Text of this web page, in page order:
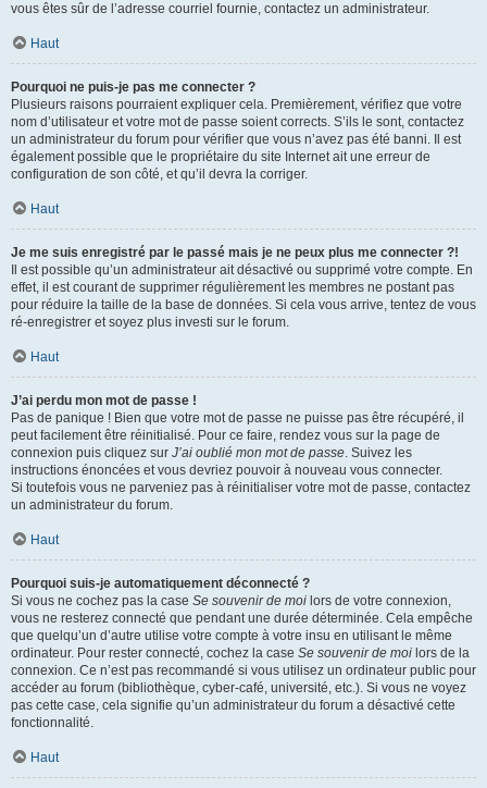
vous êtes sûr de l’adresse courriel fournie, contactez un administrateur.
Haut
Pourquoi ne puis-je pas me connecter ?
Plusieurs raisons pourraient expliquer cela. Premièrement, vérifiez que votre
nom d’utilisateur et votre mot de passe soient corrects. S’ils le sont, contactez
un administrateur du forum pour vérifier que vous n’avez pas été banni. Il est
également possible que le propriétaire du site Internet ait une erreur de
configuration de son côté, et qu’il devra la corriger.
Haut
Je me suis enregistré par le passé mais je ne peux plus me connecter ?!
Il est possible qu’un administrateur ait désactivé ou supprimé votre compte. En
effet, il est courant de supprimer régulièrement les membres ne postant pas
pour réduire la taille de la base de données. Si cela vous arrive, tentez de vous
ré-enregistrer et soyez plus investi sur le forum.
Haut
J’ai perdu mon mot de passe !
Pas de panique ! Bien que votre mot de passe ne puisse pas être récupéré, il
peut facilement être réinitialisé. Pour ce faire, rendez vous sur la page de
connexion puis cliquez sur J’ai oublié mon mot de passe. Suivez les
instructions énoncées et vous devriez pouvoir à nouveau vous connecter.
Si toutefois vous ne parveniez pas à réinitialiser votre mot de passe, contactez
un administrateur du forum.
Haut
Pourquoi suis-je automatiquement déconnecté ?
Si vous ne cochez pas la case Se souvenir de moi lors de votre connexion,
vous ne resterez connecté que pendant une durée déterminée. Cela empêche
que quelqu’un d’autre utilise votre compte à votre insu en utilisant le même
ordinateur. Pour rester connecté, cochez la case Se souvenir de moi lors de la
connexion. Ce n’est pas recommandé si vous utilisez un ordinateur public pour
accéder au forum (bibliothèque, cyber-café, université, etc.). Si vous ne voyez
pas cette case, cela signifie qu’un administrateur du forum a désactivé cette
fonctionnalité.
Haut